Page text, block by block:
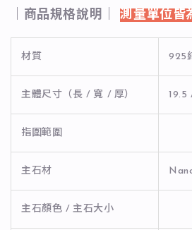
｜商品規格說明｜測量單位皆
材質 925
主體尺寸（長 / 寬 / 厚） 19.5
指圍範圍
主石材
主石顏色 / 主石大小